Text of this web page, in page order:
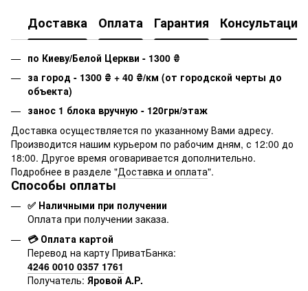
Доставка Оплата Гарантия Консультация
по Киеву/Белой Церкви - 1300 ₴
за город - 1300 ₴ + 40 ₴/км (от городской черты до
объекта)
занос 1 блока вручную - 120грн/этаж
Доставка осуществляется по указанному Вами адресу.
Производится нашим курьером по рабочим дням, с 12:00 до
18:00. Другое время оговаривается дополнительно.
Подробнее в разделе "Доставка и оплата".
Способы оплаты
✅ Наличными при получении
Оплата при получении заказа.
💳 Оплата картой
Перевод на карту ПриватБанка:
4246 0010 0357 1761
Получатель: Яровой А.Р.